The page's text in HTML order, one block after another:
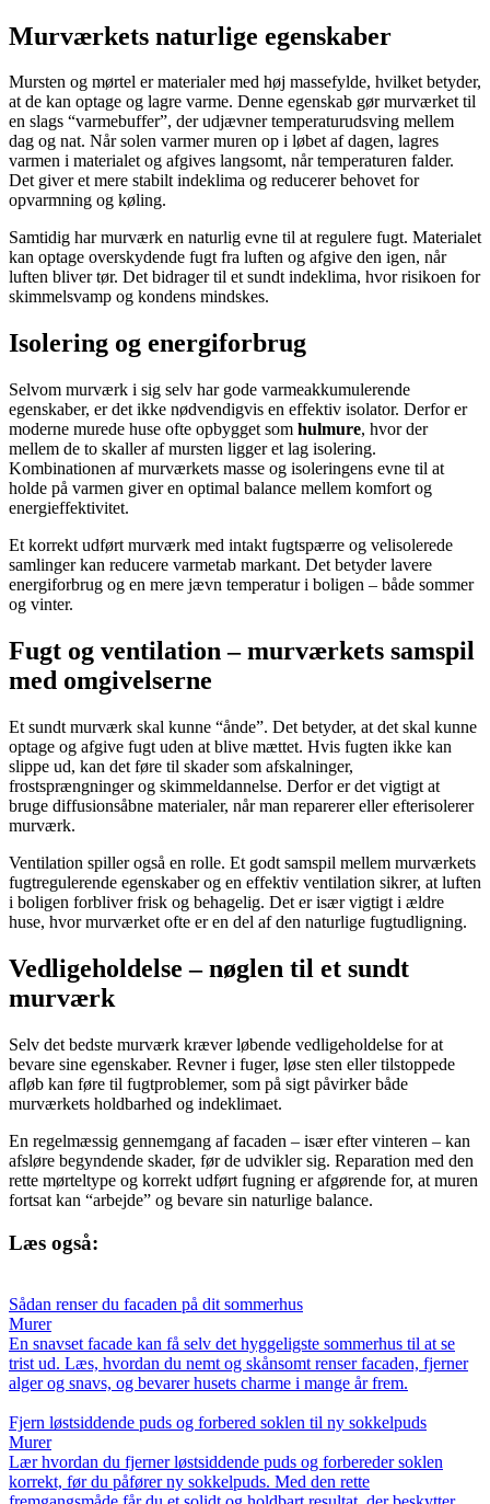
Murværkets naturlige egenskaber
Mursten og mørtel er materialer med høj massefylde, hvilket betyder,
at de kan optage og lagre varme. Denne egenskab gør murværket til
en slags “varmebuffer”, der udjævner temperaturudsving mellem
dag og nat. Når solen varmer muren op i løbet af dagen, lagres
varmen i materialet og afgives langsomt, når temperaturen falder.
Det giver et mere stabilt indeklima og reducerer behovet for
opvarmning og køling.
Samtidig har murværk en naturlig evne til at regulere fugt. Materialet
kan optage overskydende fugt fra luften og afgive den igen, når
luften bliver tør. Det bidrager til et sundt indeklima, hvor risikoen for
skimmelsvamp og kondens mindskes.
Isolering og energiforbrug
Selvom murværk i sig selv har gode varmeakkumulerende
egenskaber, er det ikke nødvendigvis en effektiv isolator. Derfor er
moderne murede huse ofte opbygget som hulmure, hvor der
mellem de to skaller af mursten ligger et lag isolering.
Kombinationen af murværkets masse og isoleringens evne til at
holde på varmen giver en optimal balance mellem komfort og
energieffektivitet.
Et korrekt udført murværk med intakt fugtspærre og velisolerede
samlinger kan reducere varmetab markant. Det betyder lavere
energiforbrug og en mere jævn temperatur i boligen – både sommer
og vinter.
Fugt og ventilation – murværkets samspil
med omgivelserne
Et sundt murværk skal kunne “ånde”. Det betyder, at det skal kunne
optage og afgive fugt uden at blive mættet. Hvis fugten ikke kan
slippe ud, kan det føre til skader som afskalninger,
frostsprængninger og skimmeldannelse. Derfor er det vigtigt at
bruge diffusionsåbne materialer, når man reparerer eller efterisolerer
murværk.
Ventilation spiller også en rolle. Et godt samspil mellem murværkets
fugtregulerende egenskaber og en effektiv ventilation sikrer, at luften
i boligen forbliver frisk og behagelig. Det er især vigtigt i ældre
huse, hvor murværket ofte er en del af den naturlige fugtudligning.
Vedligeholdelse – nøglen til et sundt
murværk
Selv det bedste murværk kræver løbende vedligeholdelse for at
bevare sine egenskaber. Revner i fuger, løse sten eller tilstoppede
afløb kan føre til fugtproblemer, som på sigt påvirker både
murværkets holdbarhed og indeklimaet.
En regelmæssig gennemgang af facaden – især efter vinteren – kan
afsløre begyndende skader, før de udvikler sig. Reparation med den
rette mørteltype og korrekt udført fugning er afgørende for, at muren
fortsat kan “arbejde” og bevare sin naturlige balance.
Læs også:
Sådan renser du facaden på dit sommerhus
Murer
En snavset facade kan få selv det hyggeligste sommerhus til at se
trist ud. Læs, hvordan du nemt og skånsomt renser facaden, fjerner
alger og snavs, og bevarer husets charme i mange år frem.
Fjern løstsiddende puds og forbered soklen til ny sokkelpuds
Murer
Lær hvordan du fjerner løstsiddende puds og forbereder soklen
korrekt, før du påfører ny sokkelpuds. Med den rette